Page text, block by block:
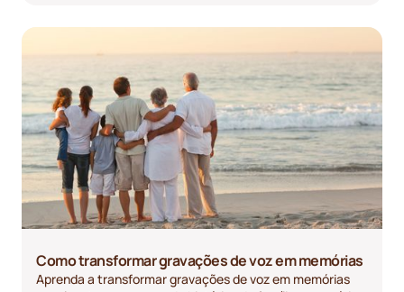
Como transformar gravações de voz em memórias
Aprenda a transformar gravações de voz em memórias